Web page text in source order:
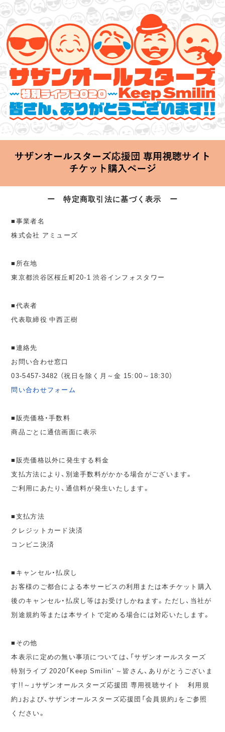
サザンオールスターズ 特別ライブ 2020
2020.06.25 Thu 20:00 Start at 横浜アリーナ
ー 特定商取引法に基づく表示 ー
■事業者名
株式会社 アミューズ
■所在地
東京都渋谷区桜丘町20-1 渋谷インフォスタワー
■代表者
代表取締役 中西正樹
■連絡先
お問い合わせ窓口
03-5457-3482 （祝日を除く月～金 15:00～18:30）
問い合わせフォーム
■販売価格・手数料
商品ごとに通信画面に表示
■販売価格以外に発生する料金
支払方法により、別途手数料がかかる場合がございます。
ご利用にあたり、通信料が発生いたします。
■支払方法
クレジットカード決済
コンビニ決済
■キャンセル・払戻し
お客様のご都合による本サービスの利用または本チケット購入
後のキャンセル・払戻し等はお受けしかねます。ただし、当社が
別途規約等または本サイトで定める場合には対応いたします。
■その他
本表示に定めの無い事項については、「サザンオールスターズ
特別ライブ 2020「Keep Smilin' ～皆さん、ありがとうございま
す!!～」サザンオールスターズ応援団 専用視聴サイト 利用規
約」および、サザンオールスターズ応援団「会員規約」をご参照
ください。